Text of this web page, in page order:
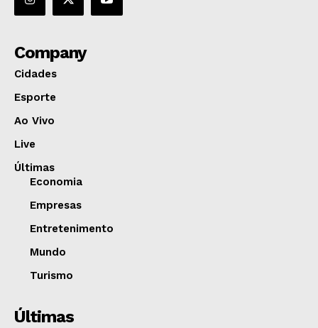
Company
Cidades
Esporte
Ao Vivo
Live
Últimas
Economia
Empresas
Entretenimento
Mundo
Turismo
Últimas